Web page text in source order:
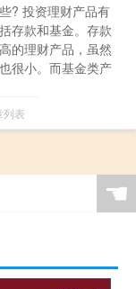
? 投资理财产品有
存款和基金。存款
的理财产品，虽然
很小。而基金类产
列表
☚